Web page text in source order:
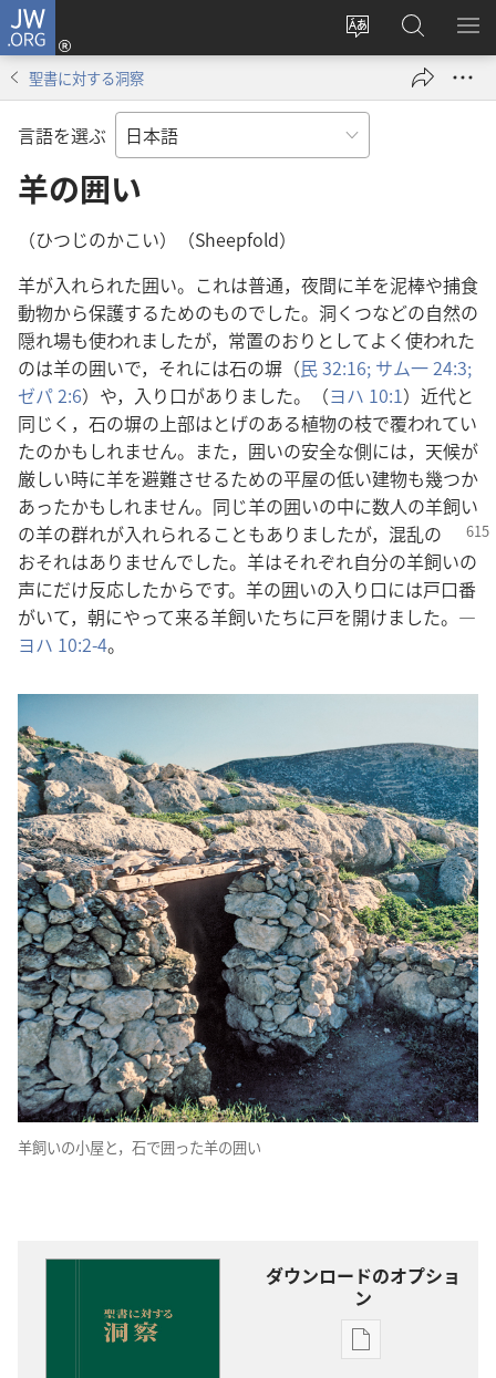
JW.ORG
サ
ト
の
言
る
ロ
グ
ン
し
開
く）
JW.ORG
の
検
メ
を
聖書に対する洞察
言語を選ぶ
羊の囲い
（ひつじのかこい）（Sheepfold）
羊が入れられた囲い。これは普通，夜間に羊を泥棒や捕食
動物から保護するためのものでした。洞くつなどの自然の
隠れ場も使われましたが，常置のおりとしてよく使われた
のは羊の囲いで，それには石の塀（民 32:16; サム一 24:3;
ゼパ 2:6）や，入り口がありました。（ヨハ 10:1）近代と
同じく，石の塀の上部はとげのある植物の枝で覆われてい
たのかもしれません。また，囲いの安全な側には，天候が
厳しい時に羊を避難させるための平屋の低い建物も幾つか
あったかもしれません。同じ羊の囲いの中に数人の羊飼い
の羊の群れが入れられることもありましたが，混乱の
おそれはありませんでした。羊はそれぞれ自分の羊飼いの
声にだけ反応したからです。羊の囲いの入り口には戸口番
がいて，朝にやって来る羊飼いたちに戸を開けました。―
ヨハ 10:2-4。
羊飼いの小屋と，石で囲った羊の囲い
ダウンロードのオプショ
ン
出